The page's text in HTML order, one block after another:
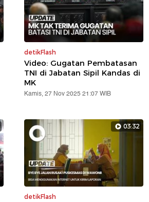
detikFlash
Video: Gugatan Pembatasan
TNI di Jabatan Sipil Kandas di
MK
Kamis, 27 Nov 2025 21:07 WIB
03:32
detikFlash